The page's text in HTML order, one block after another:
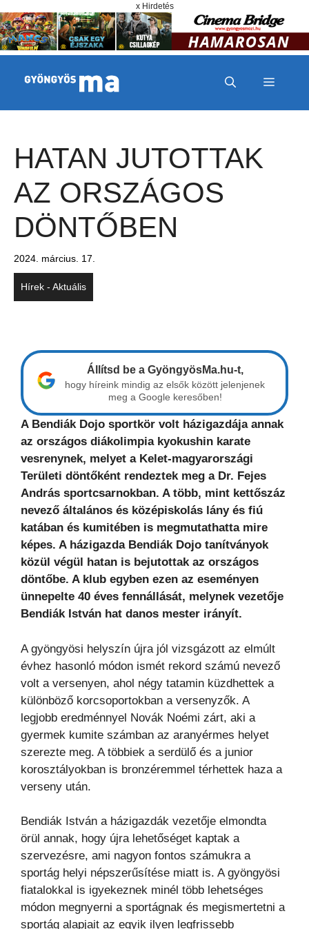
x Hirdetés
MENÜ
HATAN JUTOTTAK
AZ ORSZÁGOS
DÖNTŐBEN
2024. március. 17.
Hírek - Aktuális
Állítsd be a GyöngyösMa.hu-t,
hogy híreink mindig az elsők között jelenjenek
meg a Google keresőben!
A Bendiák Dojo sportkör volt házigazdája annak
az országos diákolimpia kyokushin karate
vesrenynek, melyet a Kelet-magyarországi
Területi döntőként rendeztek meg a Dr. Fejes
András sportcsarnokban. A több, mint kettőszáz
nevező általános és középiskolás lány és fiú
katában és kumitében is megmutathatta mire
képes. A házigazda Bendiák Dojo tanítványok
közül végül hatan is bejutottak az országos
döntőbe. A klub egyben ezen az eseményen
ünnepelte 40 éves fennállását, melynek vezetője
Bendiák István hat danos mester irányít.
A gyöngyösi helyszín újra jól vizsgázott az elmúlt
évhez hasonló módon ismét rekord számú nevező
volt a versenyen, ahol négy tatamin küzdhettek a
különböző korcsoportokban a versenyzők. A
legjobb eredménnyel Novák Noémi zárt, aki a
gyermek kumite számban az aranyérmes helyet
szerezte meg. A többiek a serdülő és a junior
korosztályokban is bronzéremmel térhettek haza a
verseny után.
Bendiák István a házigazdák vezetője elmondta
örül annak, hogy újra lehetőséget kaptak a
szervezésre, ami nagyon fontos számukra a
sportág helyi népszerűsítése miatt is. A gyöngyösi
fiatalokkal is igyekeznek minél több lehetséges
módon megnyerni a sportágnak és megismertetni a
sportág alapjait az egyik ilyen legfrissebb